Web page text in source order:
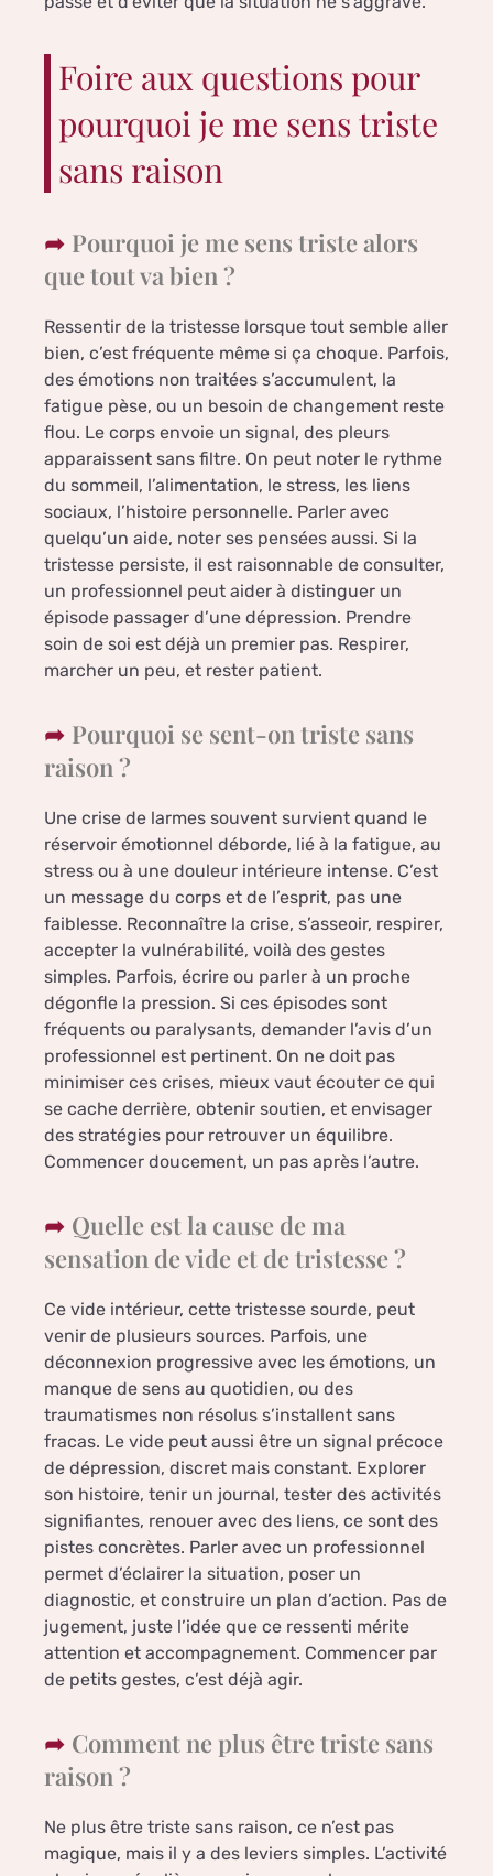
Foire aux questions pour
pourquoi je me sens triste
sans raison
Pourquoi je me sens triste alors
que tout va bien ?
Ressentir de la tristesse lorsque tout semble aller
bien, c’est fréquente même si ça choque. Parfois,
des émotions non traitées s’accumulent, la
fatigue pèse, ou un besoin de changement reste
flou. Le corps envoie un signal, des pleurs
apparaissent sans filtre. On peut noter le rythme
du sommeil, l’alimentation, le stress, les liens
sociaux, l’histoire personnelle. Parler avec
quelqu’un aide, noter ses pensées aussi. Si la
tristesse persiste, il est raisonnable de consulter,
un professionnel peut aider à distinguer un
épisode passager d’une dépression. Prendre
soin de soi est déjà un premier pas. Respirer,
marcher un peu, et rester patient.
Pourquoi se sent-on triste sans
raison ?
Une crise de larmes souvent survient quand le
réservoir émotionnel déborde, lié à la fatigue, au
stress ou à une douleur intérieure intense. C’est
un message du corps et de l’esprit, pas une
faiblesse. Reconnaître la crise, s’asseoir, respirer,
accepter la vulnérabilité, voilà des gestes
simples. Parfois, écrire ou parler à un proche
dégonfle la pression. Si ces épisodes sont
fréquents ou paralysants, demander l’avis d’un
professionnel est pertinent. On ne doit pas
minimiser ces crises, mieux vaut écouter ce qui
se cache derrière, obtenir soutien, et envisager
des stratégies pour retrouver un équilibre.
Commencer doucement, un pas après l’autre.
Quelle est la cause de ma
sensation de vide et de tristesse ?
Ce vide intérieur, cette tristesse sourde, peut
venir de plusieurs sources. Parfois, une
déconnexion progressive avec les émotions, un
manque de sens au quotidien, ou des
traumatismes non résolus s’installent sans
fracas. Le vide peut aussi être un signal précoce
de dépression, discret mais constant. Explorer
son histoire, tenir un journal, tester des activités
signifiantes, renouer avec des liens, ce sont des
pistes concrètes. Parler avec un professionnel
permet d’éclairer la situation, poser un
diagnostic, et construire un plan d’action. Pas de
jugement, juste l’idée que ce ressenti mérite
attention et accompagnement. Commencer par
de petits gestes, c’est déjà agir.
Comment ne plus être triste sans
raison ?
Ne plus être triste sans raison, ce n’est pas
magique, mais il y a des leviers simples. L’activité